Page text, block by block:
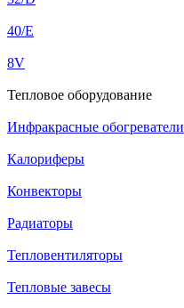
40/E
8V
Тепловое оборудование
Инфракрасные обогреватели
Калориферы
Конвекторы
Радиаторы
Тепловентиляторы
Тепловые завесы